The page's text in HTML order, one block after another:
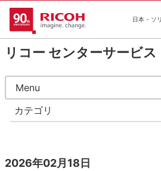
日本 - ソ
リコー センターサービス
Menu
カテゴリ
2026年02月18日